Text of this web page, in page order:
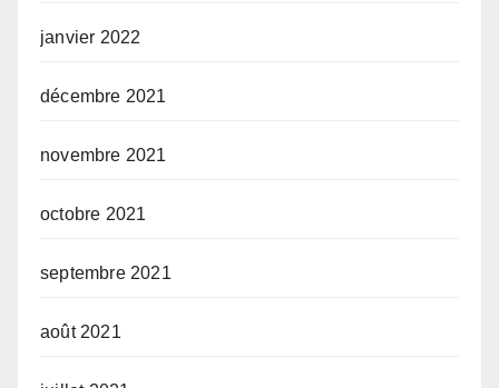
janvier 2022
décembre 2021
novembre 2021
octobre 2021
septembre 2021
août 2021